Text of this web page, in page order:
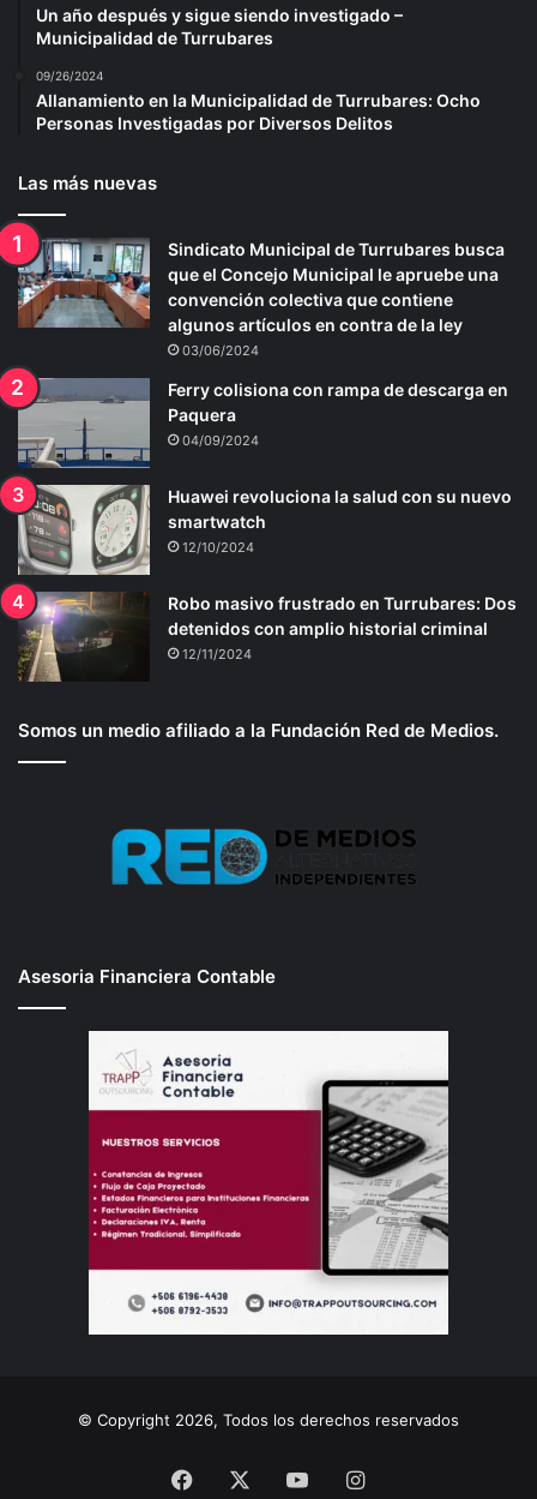
Un año después y sigue siendo investigado –
Municipalidad de Turrubares
09/26/2024
Allanamiento en la Municipalidad de Turrubares: Ocho
Personas Investigadas por Diversos Delitos
Las más nuevas
Sindicato Municipal de Turrubares busca
que el Concejo Municipal le apruebe una
convención colectiva que contiene
algunos artículos en contra de la ley
03/06/2024
Ferry colisiona con rampa de descarga en
Paquera
04/09/2024
Huawei revoluciona la salud con su nuevo
smartwatch
12/10/2024
Robo masivo frustrado en Turrubares: Dos
detenidos con amplio historial criminal
12/11/2024
Somos un medio afiliado a la Fundación Red de Medios.
Asesoria Financiera Contable
© Copyright 2026, Todos los derechos reservados
Facebook YouTubeInstagram